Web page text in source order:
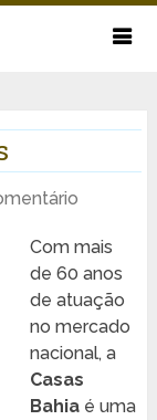
Com mais
de 60 anos
de atuação
no mercado
nacional, a
Casas
Bahia é uma